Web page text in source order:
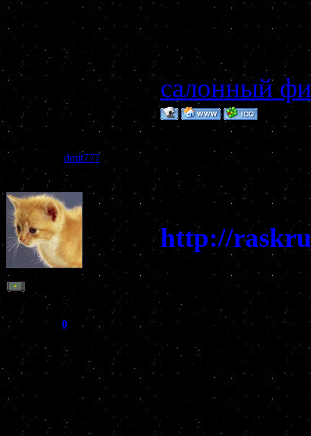
известные
ферма”, или
салонный
dmit777
Дата:
Сообщение
Рядовой
Группа: Пользователи
Сообщений:
Репутация: 0
Накрутка в
http://
Накрутка
и
ускорить
группы,